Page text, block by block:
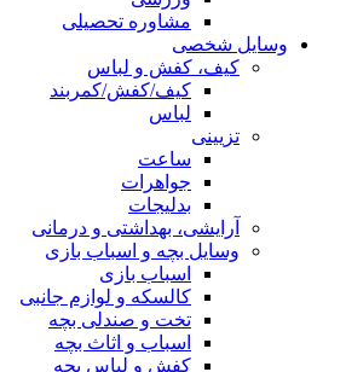
مشاوره تحصیلی
وسایل شخصی
کیف، کفش و لباس
کیف/کفش/کمربند
لباس
تزیینی
ساعت
جواهرات
بدلیجات
آرایشی، بهداشتی و درمانی
وسایل بچه و اسباب بازی
اسباب بازی
کالسکه و لوازم جانبی
تخت و صندلی بچه
اسباب و اثاث بچه
کفش و لباس بچه